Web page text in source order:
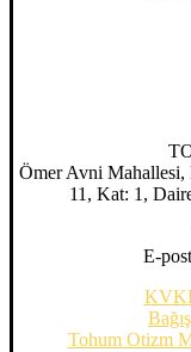
Ömer Avni Mahallesi,
11, Kat: 1,
E-
Tohum Otizm